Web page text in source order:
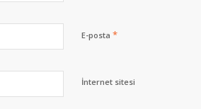
E-posta *
İnternet sitesi